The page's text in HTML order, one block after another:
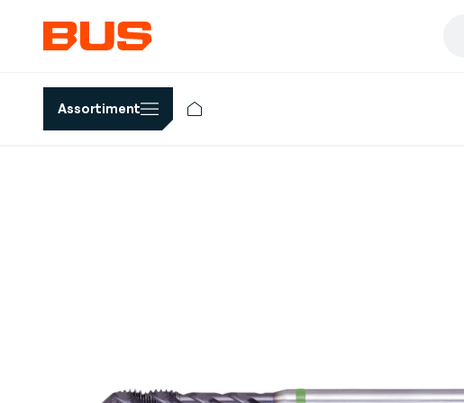
Assortiment